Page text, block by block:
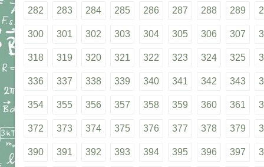
282 283 284 285 286 287 288 289
300 301 302 303 304 305 306 307
318 319 320 321 322 323 324 325
336 337 338 339 340 341 342 343
354 355 356 357 358 359 360 361
372 373 374 375 376 377 378 379
390 391 392 393 394 395 396 397